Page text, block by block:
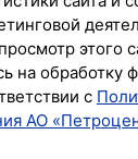
РЖД
с 18 августа
на
новую
этого
на обработку
с
АО